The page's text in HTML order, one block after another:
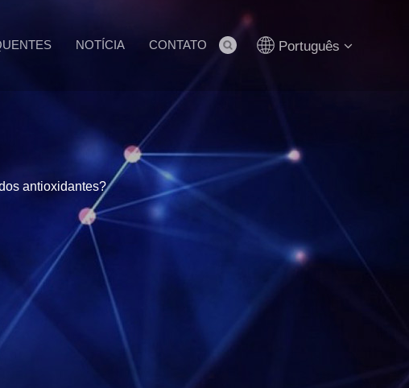
NOTÍCIA CONTATO Português
antioxidantes?